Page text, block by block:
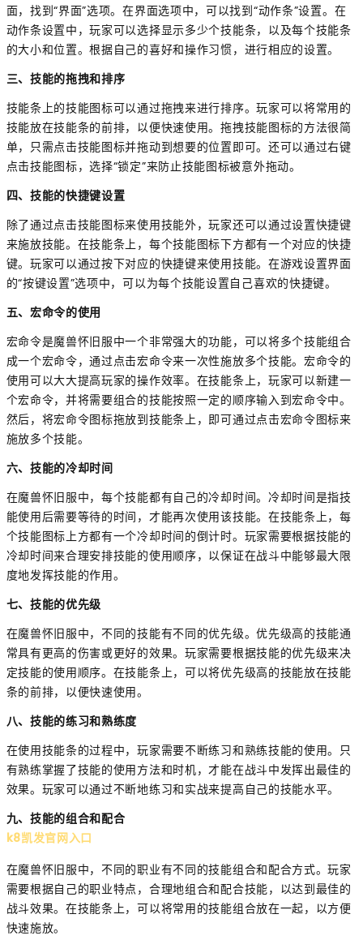
面，找到“界面”选项。在界面选项中，可以找到“动作条”设置。在
动作条设置中，玩家可以选择显示多少个技能条，以及每个技能条
的大小和位置。根据自己的喜好和操作习惯，进行相应的设置。
三、技能的拖拽和排序
技能条上的技能图标可以通过拖拽来进行排序。玩家可以将常用的
技能放在技能条的前排，以便快速使用。拖拽技能图标的方法很简
单，只需点击技能图标并拖动到想要的位置即可。还可以通过右键
点击技能图标，选择“锁定”来防止技能图标被意外拖动。
四、技能的快捷键设置
除了通过点击技能图标来使用技能外，玩家还可以通过设置快捷键
来施放技能。在技能条上，每个技能图标下方都有一个对应的快捷
键。玩家可以通过按下对应的快捷键来使用技能。在游戏设置界面
的“按键设置”选项中，可以为每个技能设置自己喜欢的快捷键。
五、宏命令的使用
宏命令是魔兽怀旧服中一个非常强大的功能，可以将多个技能组合
成一个宏命令，通过点击宏命令来一次性施放多个技能。宏命令的
使用可以大大提高玩家的操作效率。在技能条上，玩家可以新建一
个宏命令，并将需要组合的技能按照一定的顺序输入到宏命令中。
然后，将宏命令图标拖放到技能条上，即可通过点击宏命令图标来
施放多个技能。
六、技能的冷却时间
在魔兽怀旧服中，每个技能都有自己的冷却时间。冷却时间是指技
能使用后需要等待的时间，才能再次使用该技能。在技能条上，每
个技能图标上方都有一个冷却时间的倒计时。玩家需要根据技能的
冷却时间来合理安排技能的使用顺序，以保证在战斗中能够最大限
度地发挥技能的作用。
七、技能的优先级
在魔兽怀旧服中，不同的技能有不同的优先级。优先级高的技能通
常具有更高的伤害或更好的效果。玩家需要根据技能的优先级来决
定技能的使用顺序。在技能条上，可以将优先级高的技能放在技能
条的前排，以便快速使用。
八、技能的练习和熟练度
在使用技能条的过程中，玩家需要不断练习和熟练技能的使用。只
有熟练掌握了技能的使用方法和时机，才能在战斗中发挥出最佳的
效果。玩家可以通过不断地练习和实战来提高自己的技能水平。
九、技能的组合和配合
k8凯发官网入口
在魔兽怀旧服中，不同的职业有不同的技能组合和配合方式。玩家
需要根据自己的职业特点，合理地组合和配合技能，以达到最佳的
战斗效果。在技能条上，可以将常用的技能组合放在一起，以方便
快速施放。